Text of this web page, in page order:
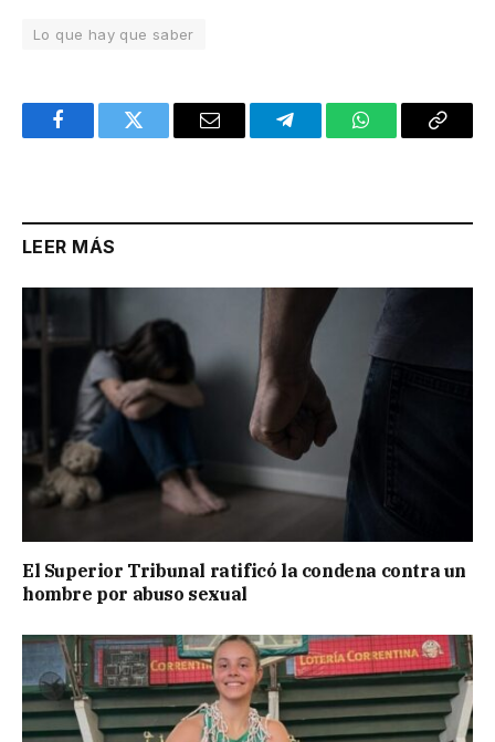
Lo que hay que saber
FacebookTwitter Email TelegramWhatsAppCopy
LEER MÁS
El Superior Tribunal ratificó la condena contra un
hombre por abuso sexual